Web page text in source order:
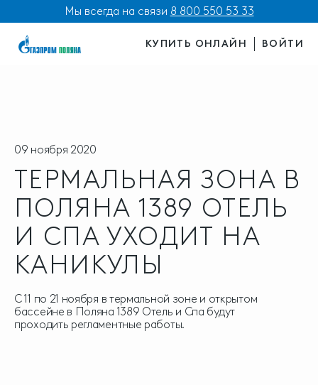
Мы всегда на связи 8 800 550 53 33
КУПИТЬ ОНЛАЙН ВОЙТИ
09 ноября 2020
ТЕРМАЛЬНАЯ ЗОНА В
ПОЛЯНА 1389 ОТЕЛЬ
И СПА УХОДИТ НА
КАНИКУЛЫ
С 11 по 21 ноября в термальной зоне и открытом
бассейне в Поляна 1389 Отель и Спа будут
проходить регламентные работы.